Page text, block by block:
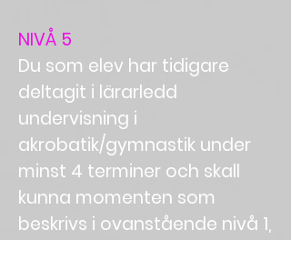
NIVÅ 5
Du som elev har tidigare
deltagit i lärarledd
undervisning i
akrobatik/gymnastik under
minst 4 terminer och skall
kunna momenten som
beskrivs i ovanstående nivå 1,